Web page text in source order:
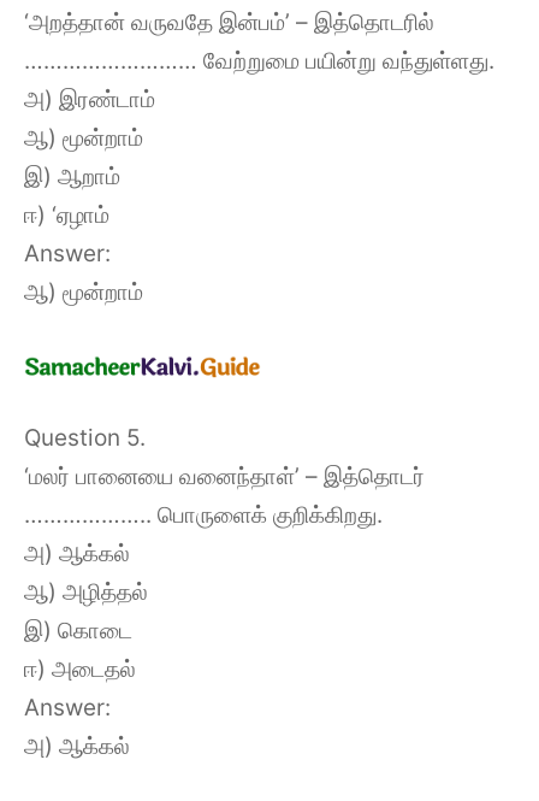
‘அறத்தான் வருவதே இன்பம்’ – இத்தொடரில்
……………………… வேற்றுமை பயின்று வந்துள்ளது.
அ) இரண்டாம்
ஆ) மூன்றாம்
இ) ஆறாம்
ஈ) ‘ஏழாம்
Answer:
ஆ) மூன்றாம்
Question 5.
‘மலர் பானையை வனைந்தாள்’ – இத்தொடர்
……………….. பொருளைக் குறிக்கிறது.
அ) ஆக்கல்
ஆ) அழித்தல்
இ) கொடை
ஈ) அடைதல்
Answer:
அ) ஆக்கல்